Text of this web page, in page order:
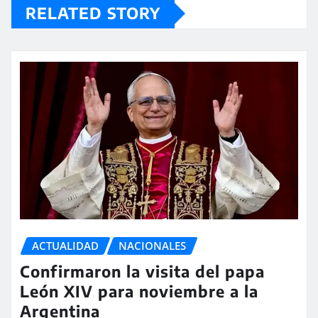
RELATED STORY
ACTUALIDAD NACIONALES
Confirmaron la visita del papa
León XIV para noviembre a la
Argentina